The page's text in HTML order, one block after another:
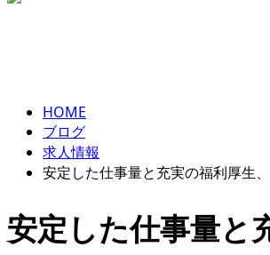
HOME
ブログ
求人情報
安定した仕事量と充実の福利厚生
安定した仕事量と